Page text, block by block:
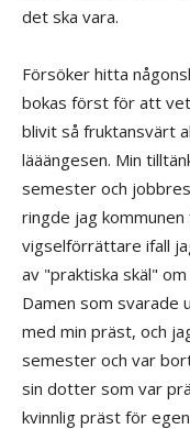
det ska vara.
Försöker hitta
bokas först för att
blivit så fruktansvärt
lääängesen. Min
semester och
ringde jag
vigselförrättare ifall
av "praktiska skäl"
Damen som svarade
med min präst, och
semester och var
sin dotter som var
kvinnlig präst för